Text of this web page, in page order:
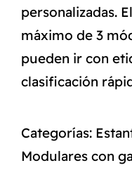
personalizadas.
máximo de 3
pueden ir con
clasificación
Categorías:
Modulares con